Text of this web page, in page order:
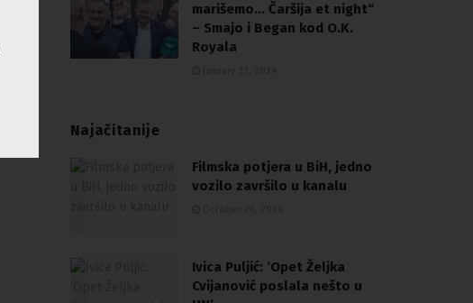
marišemo… Čaršija et night“
– Smajo i Began kod O.K.
Royala
Najačitanije
Filmska potjera u BiH, jedno
vozilo završilo u kanalu
Ivica Puljić: ‘Opet Željka
Cvijanović poslala nešto u